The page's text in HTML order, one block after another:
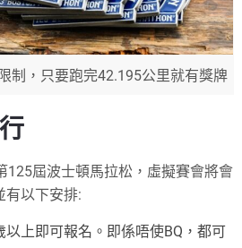
制，只要跑完42.195公里就有獎牌
125屆波士頓馬拉松，虛擬賽會將會
有以下安排:
以上即可報名。即係唔使BQ，都可